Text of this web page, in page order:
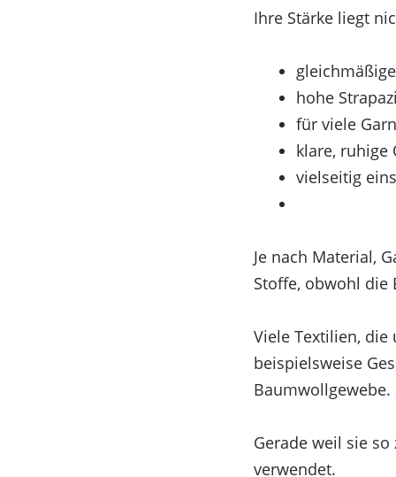
Um dir ein optimales Erlebnis zu bieten,
du diesen Technologien zustimmst, können wir
nicht erteilst oder zurückziehst, können bestimmte
Ihre Stärke liegt
hohe
für viele
klare, ruhige
vielseitig
Je nach Material,
Stoffe, obwohl
Viele Textilien, die
beispielsweise
Baumwollgewebe.
Gerade weil sie
verwendet.